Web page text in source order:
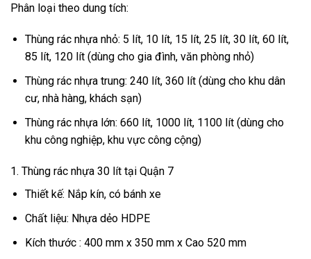
Phân loại theo dung tích:
Thùng rác nhựa nhỏ: 5 lít, 10 lít, 15 lít, 25 lít, 30 lít, 60 lít,
85 lít, 120 lít (dùng cho gia đình, văn phòng nhỏ)
Thùng rác nhựa trung: 240 lít, 360 lít (dùng cho khu dân
cư, nhà hàng, khách sạn)
Thùng rác nhựa lớn: 660 lít, 1000 lít, 1100 lít (dùng cho
khu công nghiệp, khu vực công cộng)
1. Thùng rác nhựa 30 lít tại Quận 7
Thiết kế: Nắp kín, có bánh xe
Chất liệu: Nhựa dẻo HDPE
Kích thước : 400 mm x 350 mm x Cao 520 mm